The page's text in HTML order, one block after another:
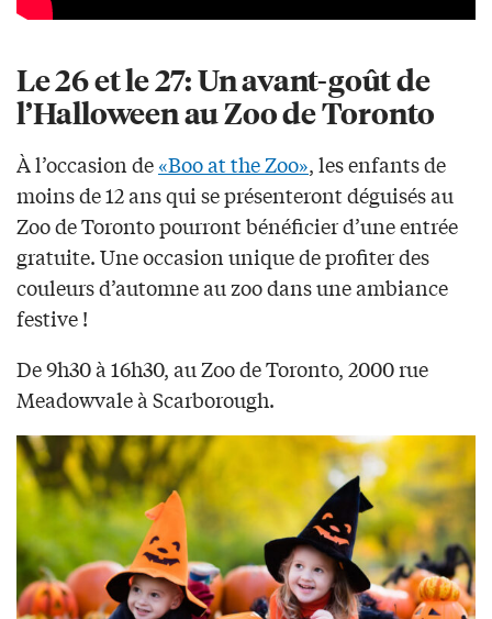
Le 26 et le 27: Un avant-goût de
l’Halloween au Zoo de Toronto
À l’occasion de«Boo at the Zoo», les enfants de
moins de 12 ans qui se présenteront déguisés au
Zoo de Toronto pourront bénéficier d’une entrée
gratuite. Une occasion unique de profiter des
couleurs d’automne au zoo dans une ambiance
festive !
De 9h30 à 16h30, au Zoo de Toronto, 2000 rue
Meadowvale à Scarborough.